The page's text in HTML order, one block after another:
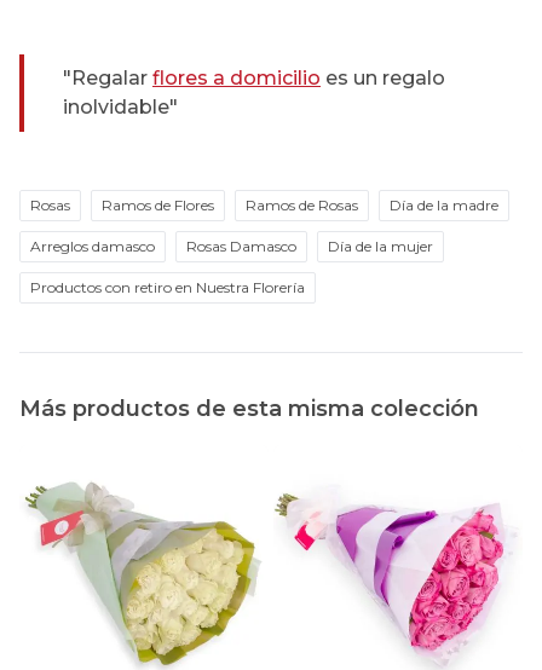
"Regalar flores a domicilio es un regalo
inolvidable"
Rosas Ramos de Flores Ramos de Rosas Día de la madre
Arreglos damasco Rosas Damasco Día de la mujer
Productos con retiro en Nuestra Florería
Más productos de esta misma colección